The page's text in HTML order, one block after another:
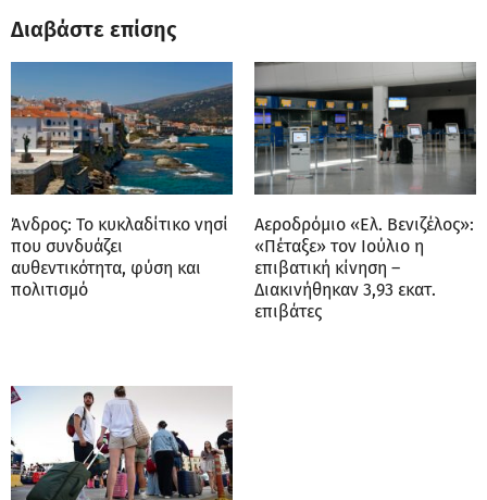
Διαβάστε επίσης
Άνδρος: Το κυκλαδίτικο νησί
που συνδυάζει
αυθεντικότητα, φύση και
πολιτισμό
Αεροδρόμιο «Ελ. Βενιζέλος»:
«Πέταξε» τον Ιούλιο η
επιβατική κίνηση –
Διακινήθηκαν 3,93 εκατ.
επιβάτες